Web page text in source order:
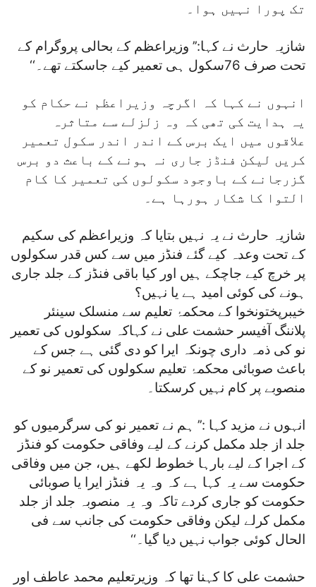
تک پورا نہیں ہوا۔
شازیہ حارث نے کہا:’’ وزیراعظم کے بحالی پروگرام کے
تحت صرف 76سکول ہی تعمیر کیے جاسکتے تھے۔‘‘
انہوں نے کہا کہ اگرچہ وزیراعظم نے حکام کو
یہ ہدایت کی تھی کہ وہ زلزلے سے متاثرہ
علاقوں میں ایک برس کے اندر اندر سکول تعمیر
کریں لیکن فنڈز جاری نہ ہونے کے باعث دو برس
گزرجانے کے باوجود سکولوں کی تعمیر کا کام
التوا کا شکار ہورہا ہے۔
شازیہ حارث نے یہ نہیں بتایا کہ وزیراعظم کی سکیم
کے تحت وعدہ کیے گئے فنڈز میں سے کس قدر سکولوں
پر خرچ کیے جاچکے ہیں اور کیا باقی فنڈز کے جلد جاری
ہونے کی کوئی امید ہے یا نہیں؟
خیبرپختونخوا کے محکمۂ تعلیم سے منسلک سینئر
پلاننگ آفیسر حشمت علی نے کہاکہ سکولوں کی تعمیر
نو کی ذمہ داری چونکہ ایرا کو دی گئی ہے جس کے
باعث صوبائی محکمۂ تعلیم سکولوں کی تعمیر نو کے
منصوبے پر کام نہیں کرسکتا۔
انہوں نے مزید کہا :’’ ہم نے تعمیر نو کی سرگرمیوں کو
جلد از جلد مکمل کرنے کے لیے وفاقی حکومت کو فنڈز
کے اجرا کے لیے بارہا خطوط لکھے ہیں، جن میں وفاقی
حکومت سے یہ کہا ہے کہ وہ یہ فنڈز ایرا یا صوبائی
حکومت کو جاری کردے تاکہ وہ یہ منصوبہ جلد از جلد
مکمل کرلے لیکن وفاقی حکومت کی جانب سے فی
الحال کوئی جواب نہیں دیا گیا۔‘‘
حشمت علی کا کہنا تھا کہ وزیرتعلیم محمد عاطف اور